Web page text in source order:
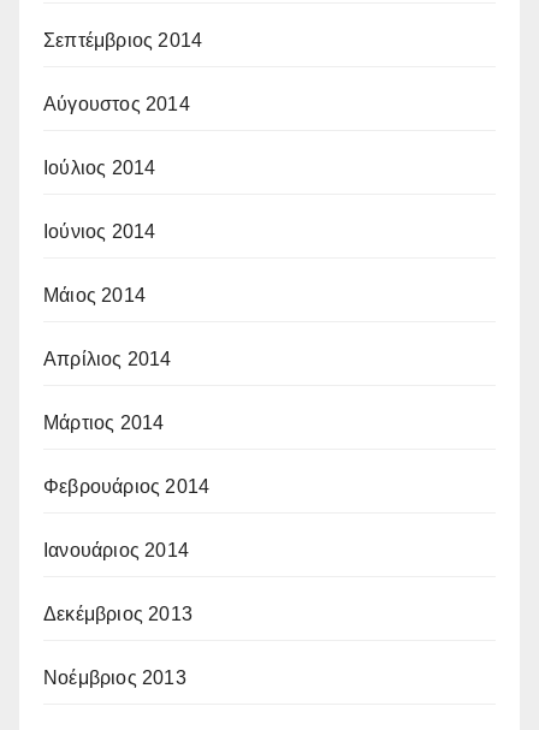
Σεπτέμβριος 2014
Αύγουστος 2014
Ιούλιος 2014
Ιούνιος 2014
Μάιος 2014
Απρίλιος 2014
Μάρτιος 2014
Φεβρουάριος 2014
Ιανουάριος 2014
Δεκέμβριος 2013
Νοέμβριος 2013